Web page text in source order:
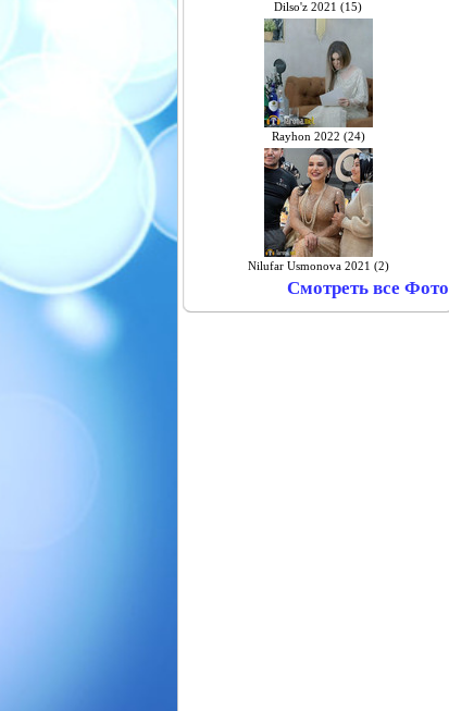
Dilso'z 2021 (15)
Rayhon 2022 (24)
Nilufar Usmonova 2021 (2)
Смотреть все Фото